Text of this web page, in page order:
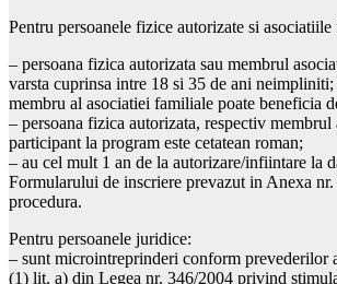
Pentru persoanele fizice autorizate si
– persoana fizica autorizata sau membrul
varsta cuprinsa intre 18 si 35 de ani
membru al asociatiei familiale poate beneficia
– persoana fizica autorizata, respectiv
participant la program este cetatean roman;
– au cel mult 1 an de la autorizare/infiintare la
Formularului de inscriere prevazut in Anexa nr.
procedura.
Pentru persoanele juridice:
– sunt microintreprinderi conform prevederilor
(1) lit. a) din Legea nr. 346/2004 privind